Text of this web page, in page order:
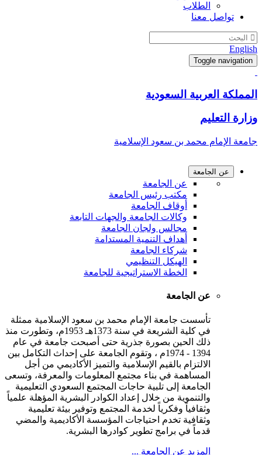
الطلاب
تواصل معنا
English
Toggle navigation
المملكة العربية السعودية
وزارة التعليم
جامعة الإمام محمد بن سعود الإسلامية
عن الجامعة
عن الجامعة
مكتب رئيس الجامعة
أوقاف الجامعة
وكالات الجامعة والجهات التابعة
مجالس ولجان الجامعة
أهداف التنمية المستدامة
شركاء الجامعة
الهيكل التنظيمي
الخطة الاستراتيجية للجامعة
عن الجامعة
تأسست جامعة الإمام محمد بن سعود الإسلامية ممثلة
في كلية الشريعة في سنة 1373هـ 1953م، وتطورت منذ
ذلك الحين بصورة جذرية حتى أصبحت جامعة في عام
1394 - 1974م ، وتقوم الجامعة على إحداث التكامل بين
الالتزام بالقيم الإسلامية والتميز الأكاديمي من أجل
المساهمة في بناء مجتمع المعلومات والمعرفة، وتسعى
الجامعة إلى تلبية حاجات المجتمع السعودي التعليمية
والتنموية من خلال إعداد الكوادر البشرية المؤهلة علمياً
وثقافياً وفكرياً لخدمة المجتمع وتوفير بيئة تعليمية
وثقافية تخدم احتياجات المؤسسة الأكاديمية والمضي
قدماً في برامج تطوير كوادرها البشرية.
المزيد عن الجامعة ...